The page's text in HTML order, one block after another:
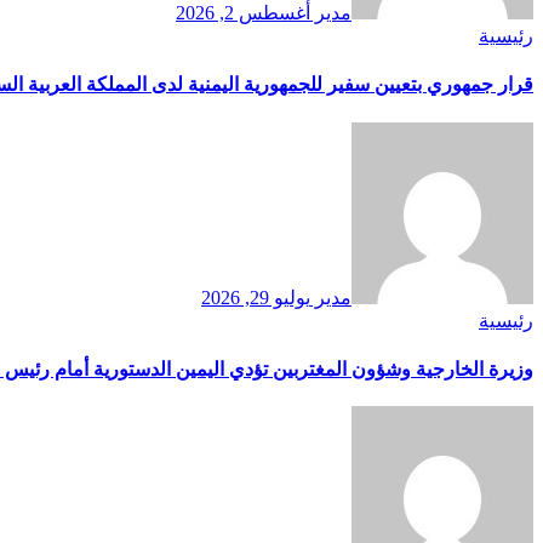
مدير
أغسطس 2, 2026
رئيسية
قرار جمهوري بتعيين سفير للجمهورية اليمنية لدى المملكة العربية
مدير يوليو 29, 2026
رئيسية
وزيرة الخارجية وشؤون المغتربين تؤدي اليمين الدستورية أمام